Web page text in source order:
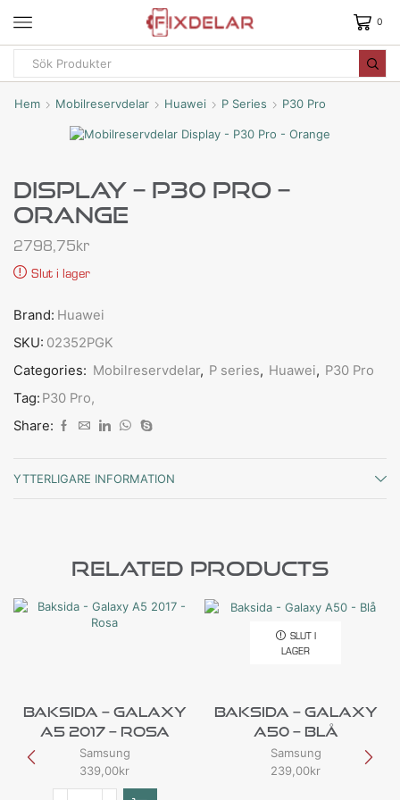
0
Hem Mobilreservdelar Huawei P Series P30 Pro
Display – P30 Pro –
Orange
2798,75kr
Slut i lager
Brand: Huawei
SKU: 02352PGK
Categories: Mobilreservdelar, P series, Huawei, P30 Pro
Tag: P30 Pro,
Share:
YTTERLIGARE INFORMATION
Related Products
Baksida – Galaxy
A5 2017 – Rosa
Samsung
339,00kr
SLUT I
LAGER
Baksida – Galaxy
A50 – Blå
Samsung
239,00kr